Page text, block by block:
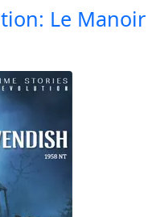
Le Manoir